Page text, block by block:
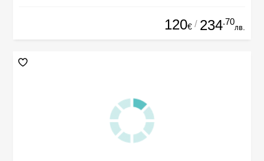
120€ / 234.70
лв.